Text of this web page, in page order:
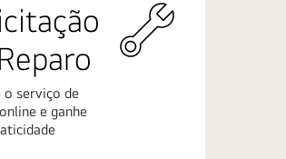
o serviço de
e ganhe